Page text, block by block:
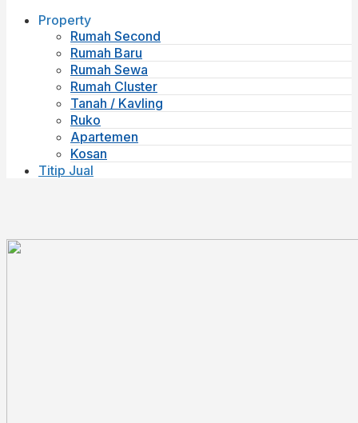
Property
Rumah Second
Rumah Baru
Rumah Sewa
Rumah Cluster
Tanah / Kavling
Ruko
Apartemen
Kosan
Titip Jual